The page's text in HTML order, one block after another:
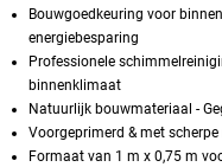
Bouwgoedkeuring voor
energiebesparing
Professionele
binnenklimaat
Natuurlijk bouwmateriaal -
Voorgeprimerd & met
Formaat van 1 m x 0,75 m